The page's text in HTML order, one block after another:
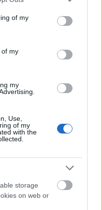
You may click to
its third-party tags to
in below Google
of my
of my
my
Use,
of my
with the
storage
on web or
is
a vásáron.
mutatkozik be
Péter, e
és
meg Bartis
a látogatók
a
című új kötetét,
Géza mutat be.
tartja, Józsa
is itt